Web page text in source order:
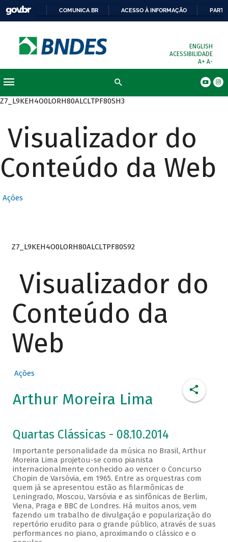
COMUNICA BR ACESSO À INFORMAÇÃO
ENGLISH
ACESSIBILIDADE
A+ A-
Z7_L9KEH4O0LORH80ALCLTPF80SH3
Visualizador do
Conteúdo da Web
Ações
Z7_L9KEH4O0LORH80ALCLTPF80S92
Visualizador do
Conteúdo da
Web
Ações
Arthur Moreira Lima
Quartas Clássicas - 08.10.2014
Importante personalidade da música no Brasil, Arthur
Moreira Lima projetou-se como pianista
internacionalmente conhecido ao vencer o Concurso
Chopin de Varsóvia, em 1965. Entre as orquestras com
quem já se apresentou estão as filarmônicas de
Leningrado, Moscou, Varsóvia e as sinfônicas de Berlim,
Viena, Praga e BBC de Londres. Há muitos anos, vem
fazendo um trabalho de divulgação e popularização do
repertório erudito para o grande público, através de suas
performances no piano, aproximando o clássico e o